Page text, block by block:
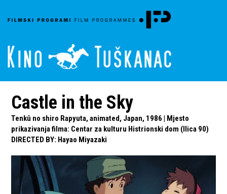
Castle in the Sky
Tenkû no shiro Rapyuta, animated, Japan, 1986 | Mjesto
prikazivanja filma: Centar za kulturu Histrionski dom (Ilica 90)
DIRECTED BY: Hayao Miyazaki